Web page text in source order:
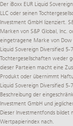
Der iBoxx EUR Liquid
LLC oder seinen
Investment GmbH lizenziert.
Marken von S&P Global, Inc.
eingetragene Marke von Dow
Liquid Sovereign Diversified 5-
Tochtergesellschaften weder
dieser Parteien macht eine
Produkt oder übernimmt
Liquid Sovereign Diversified
Beschreibung der
Investment GmbH und
Dieser Investmentfonds
Wertpapierindex nach.